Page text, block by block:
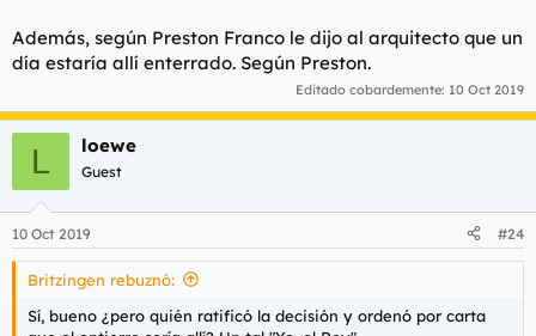
Además, según Preston Franco le dijo al arquitecto que un
día estaría allí enterrado. Según Preston.
Editado cobardemente: 10 Oct 2019
L loewe
Guest
10 Oct 2019 #24
Britzingen rebuznó:
Sí, bueno ¿pero quién ratificó la decisión y ordenó por carta